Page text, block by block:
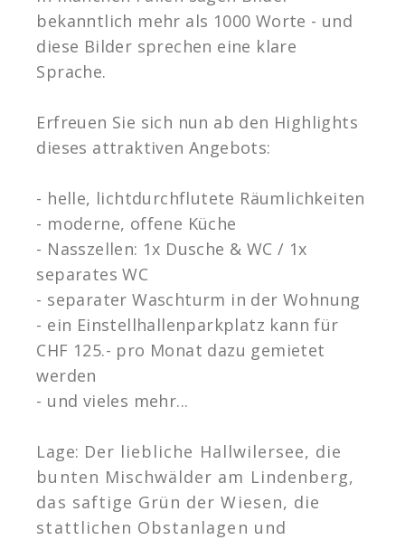
bekanntlich mehr als 1000 Worte - und
diese Bilder sprechen eine klare
Sprache.
Erfreuen Sie sich nun ab den Highlights
dieses attraktiven Angebots:
- helle, lichtdurchflutete Räumlichkeiten
- moderne, offene Küche
- Nasszellen: 1x Dusche & WC / 1x
separates WC
- separater Waschturm in der Wohnung
- ein Einstellhallenparkplatz kann für
CHF 125.- pro Monat dazu gemietet
werden
- und vieles mehr...
Lage: Der liebliche Hallwilersee, die
bunten Mischwälder am Lindenberg,
das saftige Grün der Wiesen, die
stattlichen Obstanlagen und